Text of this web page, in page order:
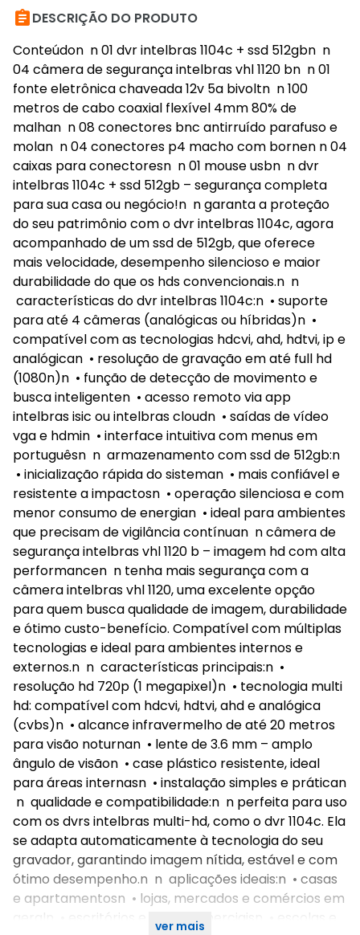
DESCRIÇÃO DO PRODUTO
Conteúdon n 01 dvr intelbras 1104c + ssd 512gbn n
04 câmera de segurança intelbras vhl 1120 bn n 01
fonte eletrônica chaveada 12v 5a bivoltn n 100
metros de cabo coaxial flexível 4mm 80% de
malhan n 08 conectores bnc antirruído parafuso e
molan n 04 conectores p4 macho com bornen n 04
caixas para conectoresn n 01 mouse usbn n dvr
intelbras 1104c + ssd 512gb – segurança completa
para sua casa ou negócio!n n garanta a proteção
do seu patrimônio com o dvr intelbras 1104c, agora
acompanhado de um ssd de 512gb, que oferece
mais velocidade, desempenho silencioso e maior
durabilidade do que os hds convencionais.n n
características do dvr intelbras 1104c:n • suporte
para até 4 câmeras (analógicas ou híbridas)n •
compatível com as tecnologias hdcvi, ahd, hdtvi, ip e
analógican • resolução de gravação em até full hd
(1080n)n • função de detecção de movimento e
busca inteligenten • acesso remoto via app
intelbras isic ou intelbras cloudn • saídas de vídeo
vga e hdmin • interface intuitiva com menus em
portuguêsn n armazenamento com ssd de 512gb:n
• inicialização rápida do sisteman • mais confiável e
resistente a impactosn • operação silenciosa e com
menor consumo de energian • ideal para ambientes
que precisam de vigilância contínuan n câmera de
segurança intelbras vhl 1120 b – imagem hd com alta
performancen n tenha mais segurança com a
câmera intelbras vhl 1120, uma excelente opção
para quem busca qualidade de imagem, durabilidade
e ótimo custo-benefício. Compatível com múltiplas
tecnologias e ideal para ambientes internos e
externos.n n características principais:n •
resolução hd 720p (1 megapixel)n • tecnologia multi
hd: compatível com hdcvi, hdtvi, ahd e analógica
(cvbs)n • alcance infravermelho de até 20 metros
para visão noturnan • lente de 3.6 mm – amplo
ângulo de visãon • case plástico resistente, ideal
para áreas internasn • instalação simples e prátican
n qualidade e compatibilidade:n n perfeita para uso
com os dvrs intelbras multi-hd, como o dvr 1104c. Ela
se adapta automaticamente à tecnologia do seu
gravador, garantindo imagem nítida, estável e com
ótimo desempenho.n n aplicações ideais:n • casas
e apartamentosn • lojas, mercados e comércios em
geraln • escritórios e salas comerciaisn • escolas e
ver mais